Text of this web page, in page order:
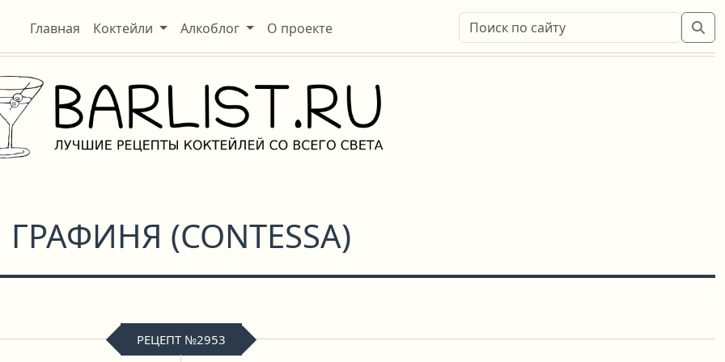
Главная Коктейли Алкоблог О проекте
ГРАФИНЯ (CONTESSA)
РЕЦЕПТ №2953